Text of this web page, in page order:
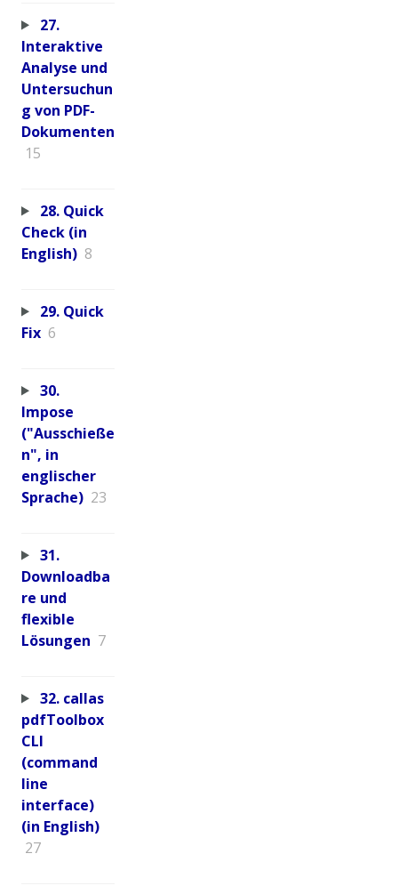
27.
Interaktive
Analyse und
Untersuchun
g von PDF-
Dokumenten
15
28. Quick
Check (in
English) 8
29. Quick
Fix 6
30.
Impose
("Ausschieße
n", in
englischer
Sprache) 23
31.
Downloadba
re und
flexible
Lösungen 7
32. callas
pdfToolbox
CLI
(command
line
interface)
(in English)
27